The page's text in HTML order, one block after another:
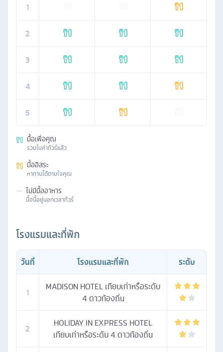
1
2
3
4
5
มื้อเพื่อคุณ
รวมในค่าทัวร์แล้ว
มื้ออิสระ
หาทานได้ตามใจคุณ
— ไม่มีมื้ออาหาร
มื้อนี้อยู่นอกเวลาทัวร์
โรงแรมและที่พัก
วันที่ โรงแรมและที่พัก ระดับ
1
MADISON HOTEL เทียบเท่าหรือระดับ
4 ดาวท้องถิ่น
2
HOLIDAY IN EXPRESS HOTEL
เทียบเท่าหรือระดับ 4 ดาวท้องถิ่น